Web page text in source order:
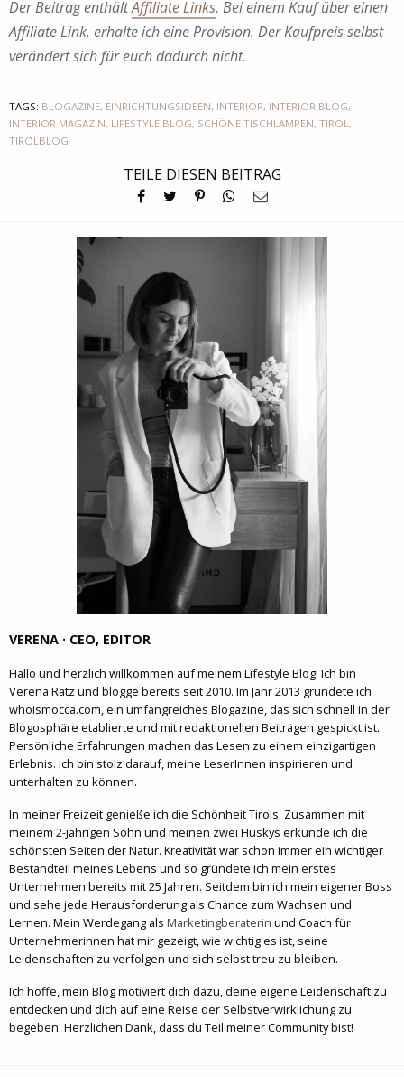
Der Beitrag enthältAffiliate Links. Bei einem Kauf über einen
Affiliate Link, erhalte ich eine Provision. Der Kaufpreis selbst
verändert sich für euch dadurch nicht.
TAGS: BLOGAZINE, EINRICHTUNGSIDEEN, INTERIOR, INTERIOR BLOG,
INTERIOR MAGAZIN, LIFESTYLE BLOG, SCHÖNE TISCHLAMPEN, TIROL,
TIROLBLOG
TEILE DIESEN BEITRAG
VERENA · CEO, EDITOR
Hallo und herzlich willkommen auf meinem Lifestyle Blog! Ich bin
Verena Ratz und blogge bereits seit 2010. Im Jahr 2013 gründete ich
whoismocca.com, ein umfangreiches Blogazine, das sich schnell in der
Blogosphäre etablierte und mit redaktionellen Beiträgen gespickt ist.
Persönliche Erfahrungen machen das Lesen zu einem einzigartigen
Erlebnis. Ich bin stolz darauf, meine LeserInnen inspirieren und
unterhalten zu können.
In meiner Freizeit genieße ich die Schönheit Tirols. Zusammen mit
meinem 2-jährigen Sohn und meinen zwei Huskys erkunde ich die
schönsten Seiten der Natur. Kreativität war schon immer ein wichtiger
Bestandteil meines Lebens und so gründete ich mein erstes
Unternehmen bereits mit 25 Jahren. Seitdem bin ich mein eigener Boss
und sehe jede Herausforderung als Chance zum Wachsen und
Lernen. Mein Werdegang als Marketingberaterin und Coach für
Unternehmerinnen hat mir gezeigt, wie wichtig es ist, seine
Leidenschaften zu verfolgen und sich selbst treu zu bleiben.
Ich hoffe, mein Blog motiviert dich dazu, deine eigene Leidenschaft zu
entdecken und dich auf eine Reise der Selbstverwirklichung zu
begeben. Herzlichen Dank, dass du Teil meiner Community bist!